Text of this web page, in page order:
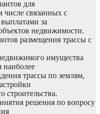
для
числе связанных с
за
недвижимости.
размещения трассы с
имущества
наиболее
трассы по землям,
строительства.
решения по вопросу